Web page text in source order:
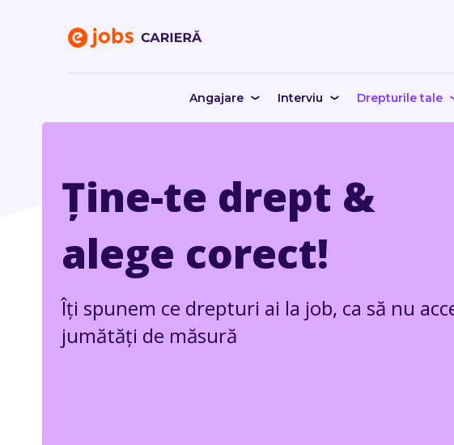
Angajare Interviu Drepturile tale
Ține-te drept &
alege corect!
Îți spunem ce drepturi ai la job, ca să nu
jumătăți de măsură